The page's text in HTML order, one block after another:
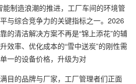
制造浪潮的推进，工厂车间的环境管
与综合竞争力的关键指标之一。2026
的清洁解决方案不再是“锦上添花”的辅
效率、优化成本的“雪中送炭”的刚性需
一的设备价格，升级为对
的品牌与厂家，工厂管理者们正面